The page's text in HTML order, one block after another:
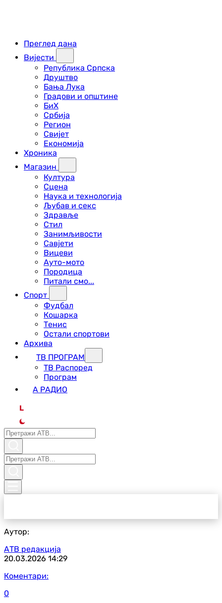
Преглед дана
Вијести
Република Српска
Друштво
Бања Лука
Градови и општине
БиХ
Србија
Регион
Свијет
Економија
Хроника
Магазин
Култура
Сцена
Наука и технологија
Љубав и секс
Здравље
Стил
Занимљивости
Савјети
Вицеви
Ауто-мото
Породица
Питали смо...
Спорт
Фудбал
Кошарка
Тенис
Остали спортови
Архива
ТВ ПРОГРАМ
ТВ Распоред
Програм
А РАДИО
L
Аутор:
АТВ редакција
20.03.2026 14:29
Коментари:
0